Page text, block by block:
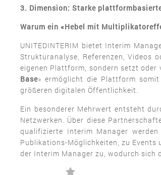
3. Dimension: Starke
Warum ein «Hebel mit
UNITEDINTERIM bietet Interim
Strukturanalyse, Referenzen, Videos
eigenen Plattform, sondern setzt oder
Base» ermöglicht die Plattform
größeren digitalen Öffentlichkeit.
Ein besonderer Mehrwert entsteht
Netzwerken. Über diese
qualifizierte Interim Manager
Publikations-Möglichkeiten, zu Events
der Interim Manager zu, wodurch sich